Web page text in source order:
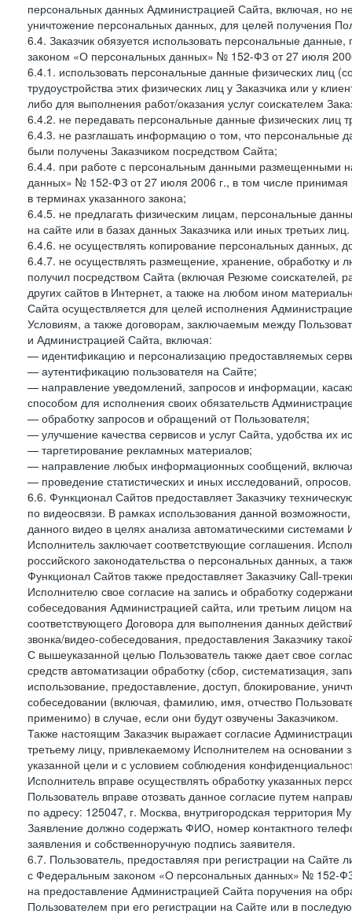
персональных данных Администрацией Сайта, включая, но
уничтожение персональных данных, для целей получения
6.4. Заказчик обязуется использовать персональные
законом «О персональных данных» № 152-ФЗ от 27 июля
6.4.1. использовать персональные данные физических лиц
трудоустройства этих физических лиц у Заказчика или у
либо для выполнения работ/оказания услуг соискателем
6.4.2. не передавать персональные данные физических лиц
6.4.3. не разглашать информацию о том, что персональные
были получены Заказчиком посредством Сайта;
6.4.4. при работе с персональным данными размещенными
данных» № 152-ФЗ от 27 июля 2006 г., в том числе принимая
в терминах указанного закона;
6.4.5. не предлагать физическим лицам, персональные
на сайте или в базах данных Заказчика или иных третьих лиц.
6.4.6. не осуществлять копирование персональных данных,
6.4.7. не осуществлять размещение, хранение, обработку и
получил посредством Сайта (включая Резюме
других сайтов в Интернет, а также на любом ином
Сайта осуществляется для целей исполнения
Условиям, а также договорам, заключаемым между
и Администрацией Сайта, включая:
— идентификацию и персонализацию предоставляемых
— аутентификацию пользователя на Сайте;
— направление уведомлений, запросов и информации,
способом для исполнения своих обязательств
— обработку запросов и обращений от Пользователя;
— улучшение качества сервисов и услуг Сайта, удобства их
— таргетирование рекламных материалов;
— направление любых информационных сообщений,
— проведение статистических и иных исследований, опросов.
6.6. Функционал Сайтов предоставляет Заказчику
по видеосвязи. В рамках использования данной
данного видео в целях анализа автоматическими
Исполнитель заключает соответствующие соглашения.
российского законодательства о персональных данных, а
Функционал Сайтов также предоставляет Заказчику Call-
Исполнителю свое согласие на запись и обработку
собеседования Администрацией сайта, или третьим лицом
соответствующего Договора для выполнения данных
звонка/видео-собеседования, предоставления Заказчику
С вышеуказанной целью Пользователь также дает свое
средств автоматизации обработку (сбор, систематизация,
использование, предоставление, доступ, блокирование,
собеседовании (включая, фамилию, имя, отчество
применимо) в случае, если они будут озвучены Заказчиком.
Также настоящим Заказчик выражает согласие
третьему лицу, привлекаемому Исполнителем на основании
указанной цели и с условием соблюдения
Исполнитель вправе осуществлять обработку указанных
Пользователь вправе отозвать данное согласие путем
по адресу: 125047, г. Москва, внутригородская территория
Заявление должно содержать ФИО, номер контактного
заявления и собственноручную подпись заявителя.
6.7. Пользователь, предоставляя при регистрации на
с Федеральным законом «О персональных данных» № 152-
на предоставление Администрацией Сайта поручения на
Пользователем при его регистрации на Сайте или в